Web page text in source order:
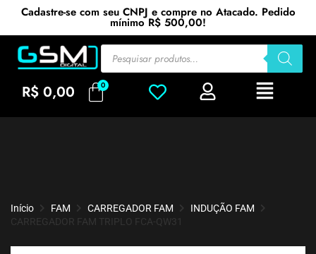
Cadastre-se com seu CNPJ e compre no Atacado. Pedido
mínimo R$ 500,00!
R$ 0,00
Início FAM CARREGADOR FAM
INDUÇÃO FAM
CARREGADOR FAM TRIPLO FCA-QW31